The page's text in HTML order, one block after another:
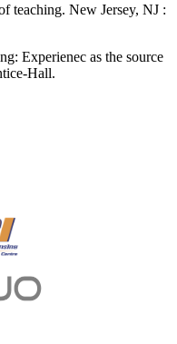
teaching. New Jersey, NJ :
Experienec as the source
Hall.